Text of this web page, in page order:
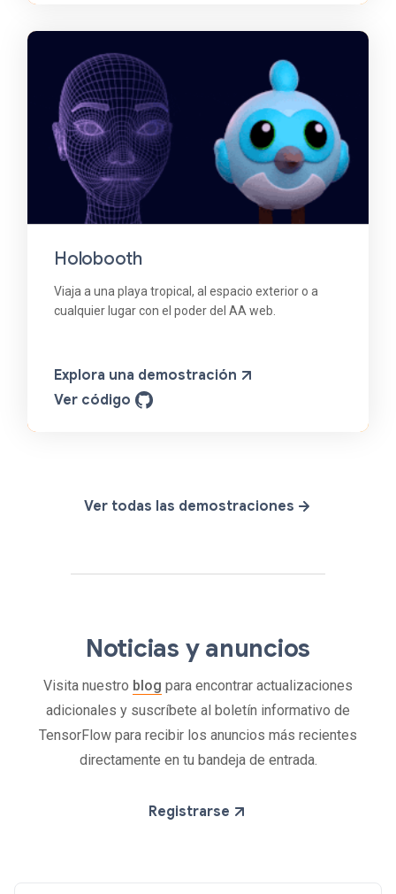
Holobooth
Viaja a una playa tropical, al espacio exterior o a
cualquier lugar con el poder del AA web.
Explora una demostración
Ver código
Ver todas las demostraciones
Noticias y anuncios
Visita nuestro blog para encontrar actualizaciones
adicionales y suscríbete al boletín informativo de
TensorFlow para recibir los anuncios más recientes
directamente en tu bandeja de entrada.
Registrarse